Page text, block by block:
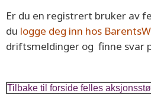
Er du en registrert bruker av
du logge deg inn hos
driftsmeldinger og finne svar
Tilbake til forside felles